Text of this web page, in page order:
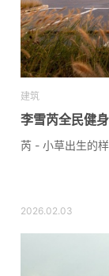
建筑
李雪芮全民健
芮 - 小草出生的
2026.02.03